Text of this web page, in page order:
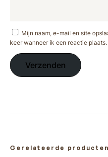
Mijn naam, e-mail en site
keer wanneer ik een reactie plaats.
Gerelateerde producten